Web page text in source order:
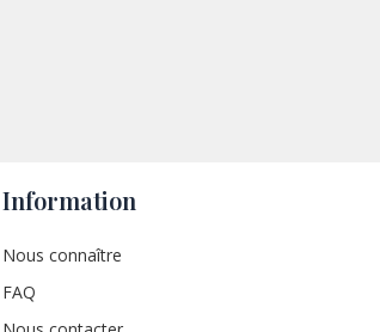
Information
Nous connaître
FAQ